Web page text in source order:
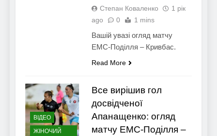
Степан Коваленко
1 рік
ago
0 1 mins
Вашій увазі огляд матчу
ЕМС-Поділля – Кривбас.
Read More
ВІДЕО
ЖІНОЧИЙ
Все вирішив гол
досвідченої
Апанащенко: огляд
матчу ЕМС-Поділля –